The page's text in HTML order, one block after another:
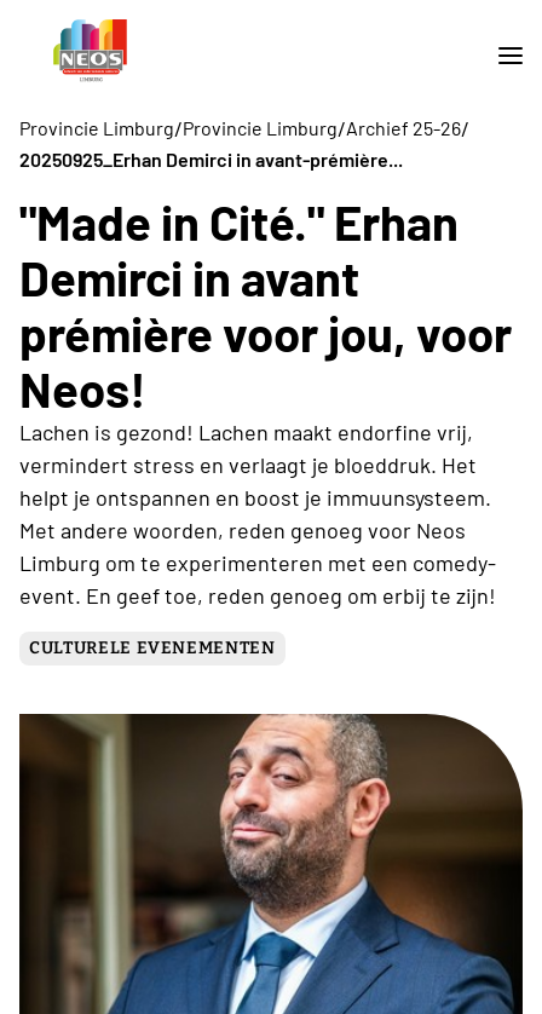
Provincie Limburg/Provincie Limburg/Archief 25-26/
20250925_Erhan Demirci in avant-prémière...
"Made in Cité." Erhan
Demirci in avant
prémière voor jou, voor
Neos!
Lachen is gezond! Lachen maakt endorfine vrij,
vermindert stress en verlaagt je bloeddruk. Het
helpt je ontspannen en boost je immuunsysteem.
Met andere woorden, reden genoeg voor Neos
Limburg om te experimenteren met een comedy-
event. En geef toe, reden genoeg om erbij te zijn!
CULTURELE EVENEMENTEN